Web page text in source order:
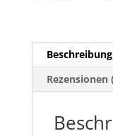
Beschreibung
Rezensionen